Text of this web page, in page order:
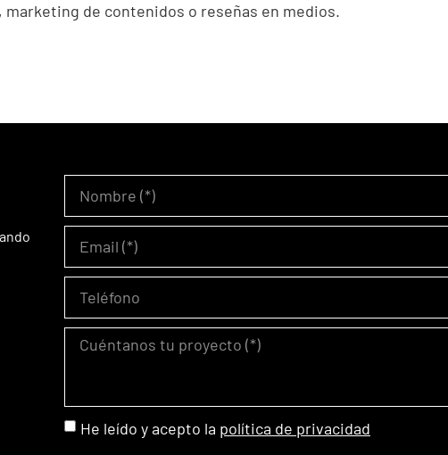
de contenidos o reseñas en medios.
He leído y acepto la política de privacidad